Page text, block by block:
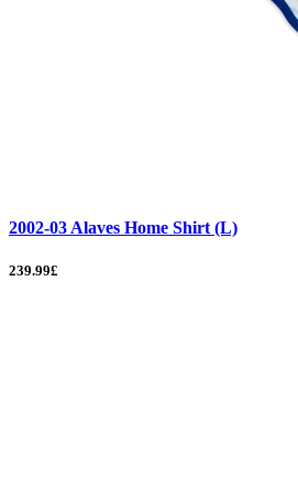
2002-03 Alaves Home Shirt (L)
239.99£